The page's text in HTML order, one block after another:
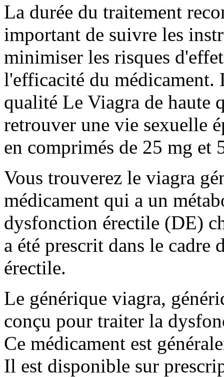
La durée du traitement
important de suivre les
minimiser les risques
l'efficacité du médicament.
qualité Le Viagra de haute
retrouver une vie sexuelle
en comprimés de 25 mg et
Vous trouverez le viagra
médicament qui a un
dysfonction érectile (DE)
a été prescrit dans le cadre
érectile.
Le générique viagra,
conçu pour traiter la
Ce médicament est
Il est disponible sur